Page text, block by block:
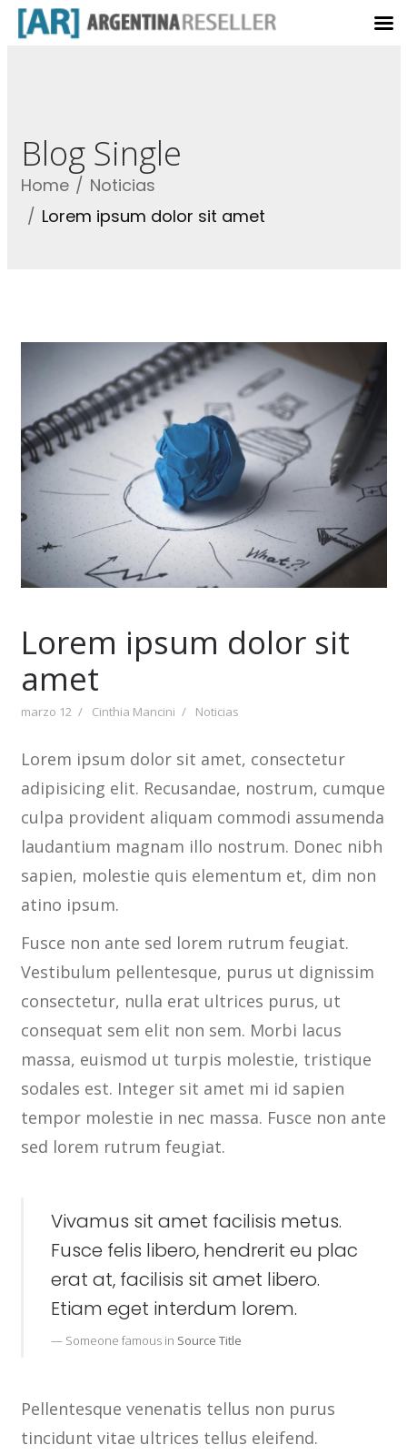
Blog Single
Home
Noticias
Lorem ipsum dolor sit amet
Lorem ipsum dolor sit
amet
marzo 12 Cinthia Mancini Noticias
Lorem ipsum dolor sit amet, consectetur
adipisicing elit. Recusandae, nostrum, cumque
culpa provident aliquam commodi assumenda
laudantium magnam illo nostrum. Donec nibh
sapien, molestie quis elementum et, dim non
atino ipsum.
Fusce non ante sed lorem rutrum feugiat.
Vestibulum pellentesque, purus ut dignissim
consectetur, nulla erat ultrices purus, ut
consequat sem elit non sem. Morbi lacus
massa, euismod ut turpis molestie, tristique
sodales est. Integer sit amet mi id sapien
tempor molestie in nec massa. Fusce non ante
sed lorem rutrum feugiat.
Vivamus sit amet facilisis metus.
Fusce felis libero, hendrerit eu plac
erat at, facilisis sit amet libero.
Etiam eget interdum lorem.
Someone famous in Source Title
Pellentesque venenatis tellus non purus
tincidunt vitae ultrices tellus eleifend.